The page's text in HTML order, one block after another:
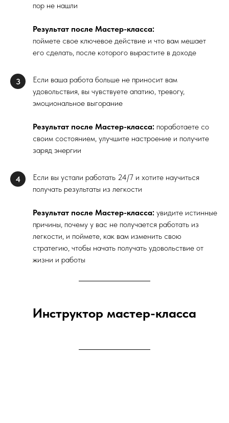
пор не нашли
Результат после Мастер-класса:
поймете свое ключевое действие и что вам мешает
его сделать, после которого вырастите в доходе
3
Если ваша работа больше не приносит вам
удовольствия, вы чувствуете апатию, тревогу,
эмоциональное выгорание
Результат после Мастер-класса: поработаете со
своим состоянием, улучшите настроение и получите
заряд энергии
4
Если вы устали работать 24/7 и хотите научиться
получать результаты из легкости
Результат после Мастер-класса: увидите истинные
причины, почему у вас не получается работать из
легкости, и поймете, как вам изменить свою
стратегию, чтобы начать получать удовольствие от
жизни и работы
Инструктор мастер-класса